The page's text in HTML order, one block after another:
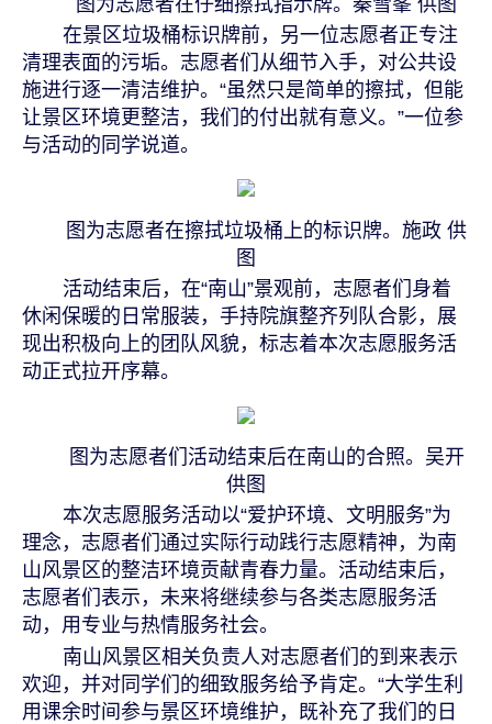
在景区垃圾桶标识牌前，另一位志愿者正专注
清理表面的污垢。志愿者们从细节入手，对公共设
施进行逐一清洁维护。“虽然只是简单的擦拭，但能
让景区环境更整洁，我们的付出就有意义。”一位参
与活动的同学说道。
图为志愿者在擦拭垃圾桶上的标识牌。施政 供
图
活动结束后，在“南山”景观前，志愿者们身着
休闲保暖的日常服装，手持院旗整齐列队合影，展
现出积极向上的团队风貌，标志着本次志愿服务活
动正式拉开序幕。
图为志愿者们活动结束后在南山的合照。吴开
供图
本次志愿服务活动以“爱护环境、文明服务”为
理念，志愿者们通过实际行动践行志愿精神，为南
山风景区的整洁环境贡献青春力量。活动结束后，
志愿者们表示，未来将继续参与各类志愿服务活
动，用专业与热情服务社会。
南山风景区相关负责人对志愿者们的到来表示
欢迎，并对同学们的细致服务给予肯定。“大学生利
用课余时间参与景区环境维护，既补充了我们的日